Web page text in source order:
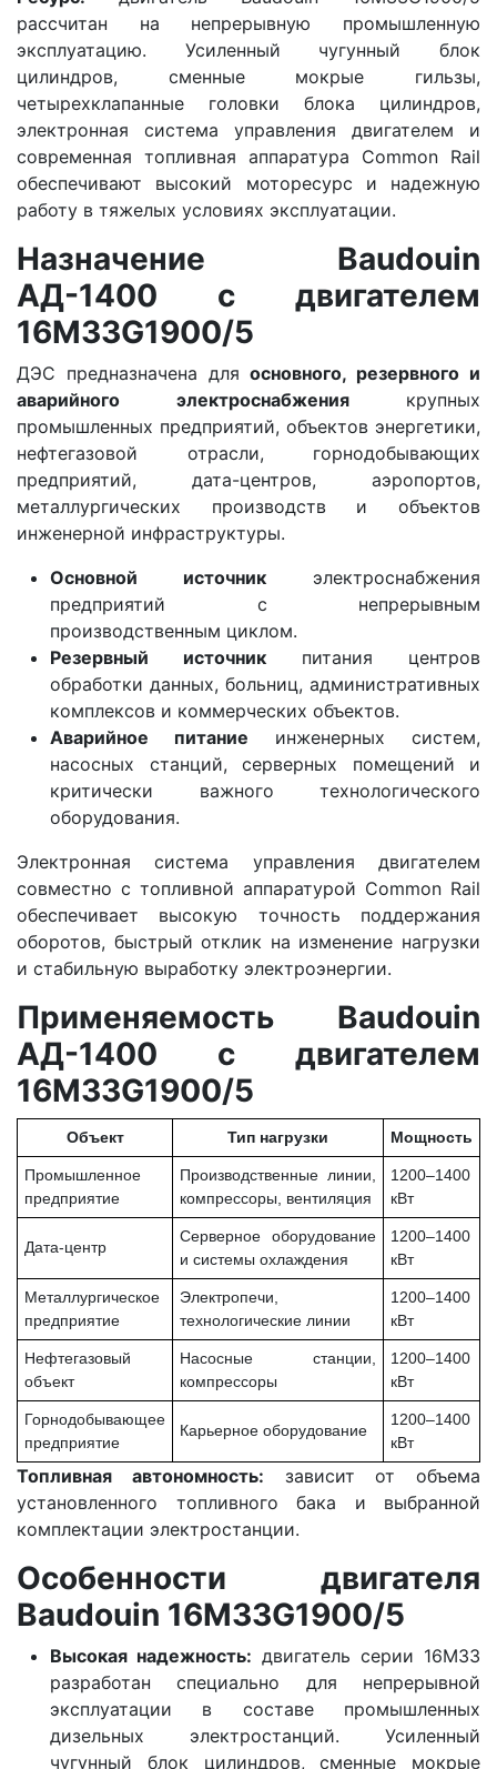
рассчитан на непрерывную промышленную
эксплуатацию. Усиленный чугунный блок
цилиндров, сменные мокрые гильзы,
четырехклапанные головки блока цилиндров,
электронная система управления двигателем и
современная топливная аппаратура Common Rail
обеспечивают высокий моторесурс и надежную
работу в тяжелых условиях эксплуатации.
Назначение Baudouin
АД-1400 с двигателем
16M33G1900/5
ДЭС предназначена дляосновного, резервного и
аварийного электроснабжениякрупных
промышленных предприятий, объектов энергетики,
нефтегазовой отрасли, горнодобывающих
предприятий, дата-центров, аэропортов,
металлургических производств и объектов
инженерной инфраструктуры.
Основной источник электроснабжения
предприятий с непрерывным
производственным циклом.
Резервный источник питания центров
обработки данных, больниц, административных
комплексов и коммерческих объектов.
Аварийное питание инженерных систем,
насосных станций, серверных помещений и
критически важного технологического
оборудования.
Электронная система управления двигателем
совместно с топливной аппаратурой Common Rail
обеспечивает высокую точность поддержания
оборотов, быстрый отклик на изменение нагрузки
и стабильную выработку электроэнергии.
Применяемость Baudouin
АД-1400 с двигателем
16M33G1900/5
Объект Тип нагрузки Мощность
Промышленное
предприятие
Производственные линии,
компрессоры, вентиляция
1200–1400
кВт
Дата-центр
Серверное оборудование
и системы охлаждения
1200–1400
кВт
Металлургическое
предприятие
Электропечи,
технологические линии
1200–1400
кВт
Нефтегазовый
объект
Насосные станции,
компрессоры
1200–1400
кВт
Горнодобывающее
предприятие
Карьерное оборудование
1200–1400
кВт
Топливная автономность: зависит от объема
установленного топливного бака и выбранной
комплектации электростанции.
Особенности двигателя
Baudouin 16M33G1900/5
Высокая надежность: двигатель серии 16M33
разработан специально для непрерывной
эксплуатации в составе промышленных
дизельных электростанций. Усиленный
чугунный блок цилиндров, сменные мокрые